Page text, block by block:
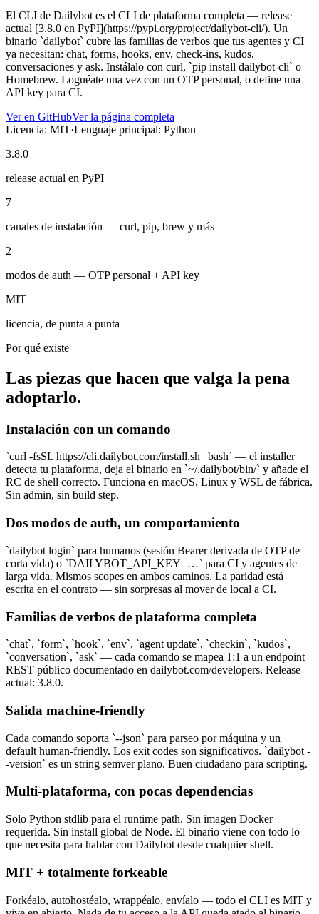
El CLI de Dailybot es el CLI de plataforma completa — release
actual [3.8.0 en PyPI](https://pypi.org/project/dailybot-cli/). Un
binario `dailybot` cubre las familias de verbos que tus agentes y CI
ya necesitan: chat, forms, hooks, env, check-ins, kudos,
conversaciones y ask. Instálalo con curl, `pip install dailybot-cli` o
Homebrew. Loguéate una vez con un OTP personal, o define una
API key para CI.
Ver en GitHubVer la página completa
Licencia: MIT·Lenguaje principal: Python
3.8.0
release actual en PyPI
7
canales de instalación — curl, pip, brew y más
2
modos de auth — OTP personal + API key
MIT
licencia, de punta a punta
Por qué existe
Las piezas que hacen que valga la pena
adoptarlo.
Instalación con un comando
`curl -fsSL https://cli.dailybot.com/install.sh | bash` — el installer
detecta tu plataforma, deja el binario en `~/.dailybot/bin/` y añade el
RC de shell correcto. Funciona en macOS, Linux y WSL de fábrica.
Sin admin, sin build step.
Dos modos de auth, un comportamiento
`dailybot login` para humanos (sesión Bearer derivada de OTP de
corta vida) o `DAILYBOT_API_KEY=…` para CI y agentes de
larga vida. Mismos scopes en ambos caminos. La paridad está
escrita en el contrato — sin sorpresas al mover de local a CI.
Familias de verbos de plataforma completa
`chat`, `form`, `hook`, `env`, `agent update`, `checkin`, `kudos`,
`conversation`, `ask` — cada comando se mapea 1:1 a un endpoint
REST público documentado en dailybot.com/developers. Release
actual: 3.8.0.
Salida machine-friendly
Cada comando soporta `--json` para parseo por máquina y un
default human-friendly. Los exit codes son significativos. `dailybot -
-version` es un string semver plano. Buen ciudadano para scripting.
Multi-plataforma, con pocas dependencias
Solo Python stdlib para el runtime path. Sin imagen Docker
requerida. Sin install global de Node. El binario viene con todo lo
que necesita para hablar con Dailybot desde cualquier shell.
MIT + totalmente forkeable
Forkéalo, autohostéalo, wrappéalo, envíalo — todo el CLI es MIT y